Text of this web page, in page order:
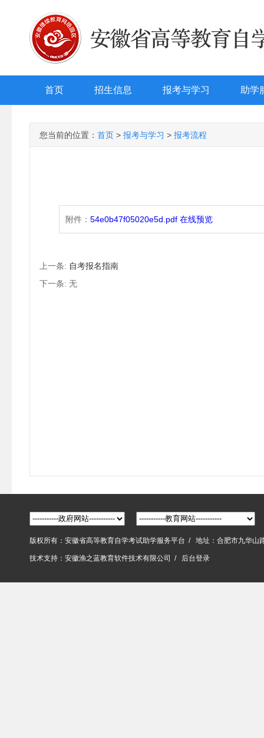
首页 招生信息 报考与学习 助学
您当前的位置： 首页 > 报考与学习 > 报考流程
附件： 54e0b47f05020e5d.pdf 在线预览
上一条: 自考报名指南
下一条: 无
版权所有：安徽省高等教育自学考试助学服务平台 / 地址：合肥市九华山
技术支持： 安徽渔之蓝教育软件技术有限公司 / 后台登录